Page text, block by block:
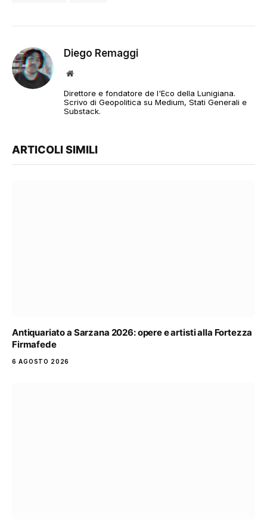
Diego Remaggi
Sito
Direttore e fondatore de l'Eco della Lunigiana.
Scrivo di Geopolitica su Medium, Stati Generali e
Substack.
ARTICOLI SIMILI
Antiquariato a Sarzana 2026: opere e artisti alla Fortezza
Firmafede
6 AGOSTO 2026